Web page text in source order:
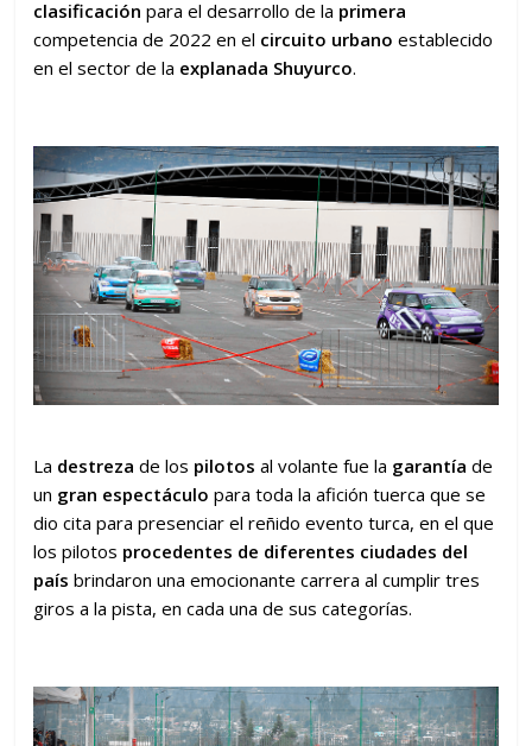
clasificación para el desarrollo de la primera
competencia de 2022 en el circuito urbano establecido
en el sector de la explanada Shuyurco.
La destreza de los pilotos al volante fue la garantía de
un gran espectáculo para toda la afición tuerca que se
dio cita para presenciar el reñido evento turca, en el que
los pilotos procedentes de diferentes ciudades del
país brindaron una emocionante carrera al cumplir tres
giros a la pista, en cada una de sus categorías.